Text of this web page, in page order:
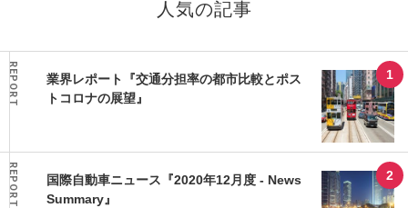
人気の記事
REPORT
業界レポート『交通分担率の都市比較とポス
トコロナの展望』
REPORT
国際自動車ニュース『2020年12月度 - News
Summary』